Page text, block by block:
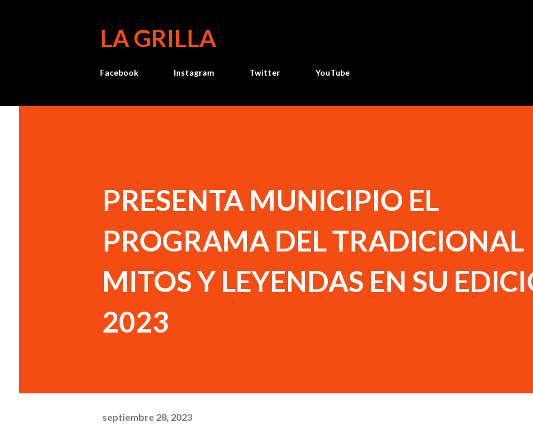
LA GRILLA
Facebook Instagram Twitter YouTube
PRESENTA MUNICIPIO EL
PROGRAMA DEL TRADICIONAL
MITOS Y LEYENDAS EN SU
2023
septiembre 28, 2023